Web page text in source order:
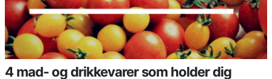
4 mad- og drikkevarer som holder dig